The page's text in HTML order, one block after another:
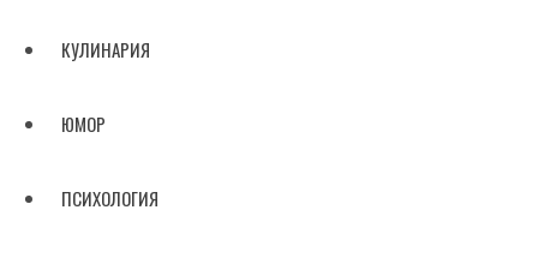
КУЛИНАРИЯ
ЮМОР
ПСИХОЛОГИЯ